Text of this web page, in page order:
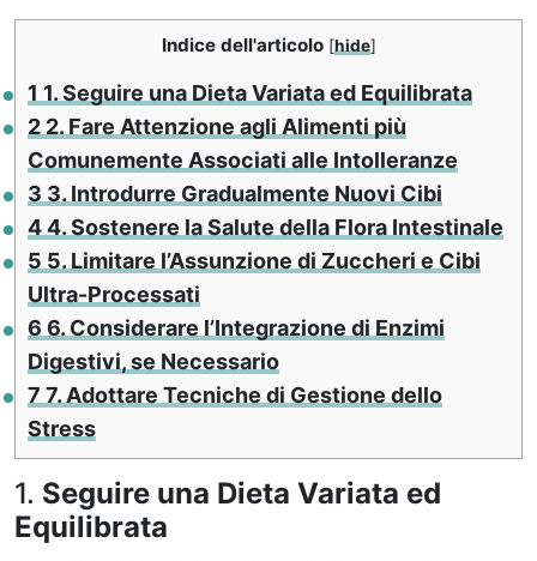
Indice dell'articolo [hide]
1 1. Seguire una Dieta Variata ed Equilibrata
2 2. Fare Attenzione agli Alimenti più
Comunemente Associati alle Intolleranze
3 3. Introdurre Gradualmente Nuovi Cibi
44. Sostenere la Salute della Flora Intestinale
5 5. Limitare l’Assunzione di Zuccheri e Cibi
Ultra-Processati
6 6. Considerare l’Integrazione di Enzimi
Digestivi, se Necessario
7 7. Adottare Tecniche di Gestione dello
Stress
1. Seguire una Dieta Variata ed
Equilibrata